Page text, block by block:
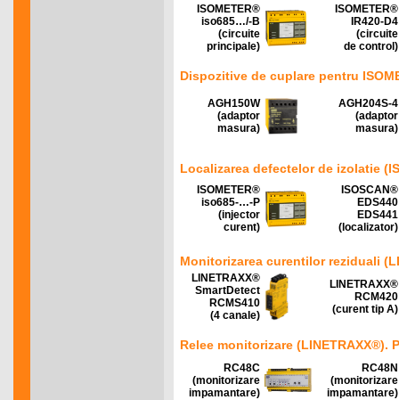
ISOMETER®
iso685…/-B
(circuite
principale)
ISOMETER®
IR420-D4
(circuite
de control)
Dispozitive de cuplare pentru
AGH150W
(adaptor
masura)
AGH204S-4
(adaptor
masura)
Localizarea defectelor de izolatie
ISOMETER®
iso685-…-P
(injector
curent)
ISOSCAN®
EDS440
EDS441
(localizator)
Monitorizarea curentilor reziduali
LINETRAXX®
SmartDetect
RCMS410
(4 canale)
LINETRAXX®
RCM420
(curent tip A)
Relee monitorizare (LINETRAXX®).
RC48C
(monitorizare
impamantare)
RC48N
(monitorizare
impamantare)